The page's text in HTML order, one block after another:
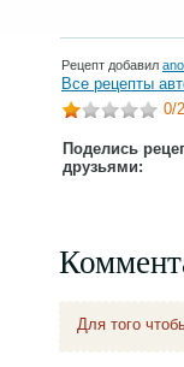
Рецепт добавил
Все рецепты
0/
Поделись
друзьями:
Для того